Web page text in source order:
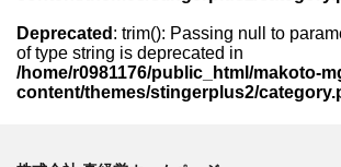
Deprecated : trim(): Passing null to
of type string is deprecated in
/home/r0981176/public_html/makoto-
content/themes/stingerplus2/